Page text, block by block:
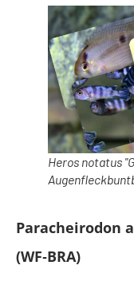
Heros notatus
Paracheirodon
(WF‑BRA)